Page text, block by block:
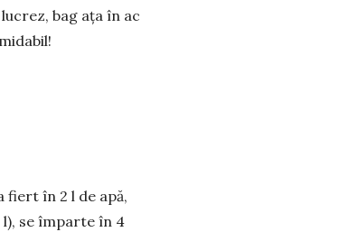
bag ața în ac
fiert în 2 l de apă,
l), se împarte în 4